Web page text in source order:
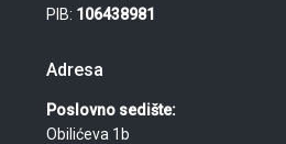
PIB: 106438981
Adresa
Poslovno sedište:
Obilićeva 1b